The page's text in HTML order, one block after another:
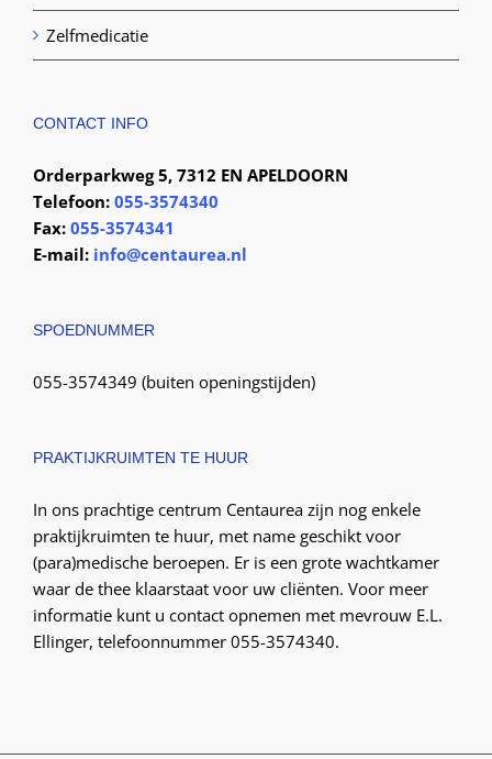
Zelfmedicatie
CONTACT INFO
Orderparkweg 5, 7312 EN APELDOORN
Telefoon: 055-3574340
Fax: 055-3574341
E-mail: info@centaurea.nl
SPOEDNUMMER
055-3574349 (buiten openingstijden)
PRAKTIJKRUIMTEN TE HUUR
In ons prachtige centrum Centaurea zijn nog enkele
praktijkruimten te huur, met name geschikt voor
(para)medische beroepen. Er is een grote wachtkamer
waar de thee klaarstaat voor uw cliënten. Voor meer
informatie kunt u contact opnemen met mevrouw E.L.
Ellinger, telefoonnummer 055-3574340.